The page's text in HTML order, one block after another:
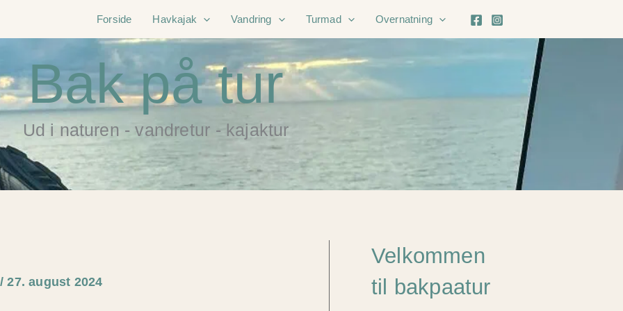
Forside Havkajak Vandring Turmad Overnatning
Bak på tur
Ud i naturen - vandretur - kajaktur
/27. august 2024
Velkommen
til bakpaatur